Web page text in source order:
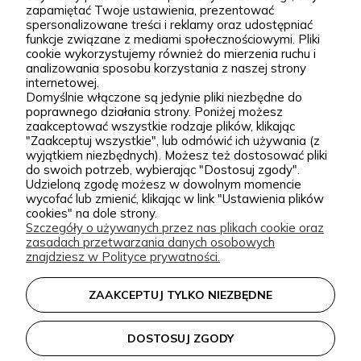
sprawdzone, klasyczne gatunki, jak i ciekawsze,
bardziej unikatowe krzewy ozdobne, drzewa, byliny
oraz sadzonki do ogrodu. Każda roślina jest przez
nas pielęgnowana, nawożona, przycinana i
przygotowywana tak, aby mogła trafić do Twojego
ogrodu w jak najlepszej kondycji. W Zielonej Parze
stawiamy przede wszystkim na jakość sadzonek.
Wiemy, że dobrze ukorzeniona, zdrowa roślina to
podstawa udanego ogrodu, dlatego nie traktujemy
sprzedaży roślin jak zwykłej wysyłki produktu.
Nasze sadzonki są starannie prowadzone i
klienci doceniają je za wygląd, kondycję oraz dobre
przyjęcie po posadzeniu. Pozytywne opinie o
roślinach z naszej szkółki są dla nas najlepszym
+48 793 037 145
kontakt@zielonapara.pl
Kategorie
Informacje
zielonapara.pl © 2026
Made with
by
zapamiętać Twoje ustawienia, prezentować
spersonalizowane treści i reklamy oraz udostępniać
funkcje związane z mediami społecznościowymi. Pliki
cookie wykorzystujemy również do mierzenia ruchu i
analizowania sposobu korzystania z naszej strony
internetowej.
Domyślnie włączone są jedynie pliki niezbędne do
poprawnego działania strony. Poniżej możesz
zaakceptować wszystkie rodzaje plików, klikając
"Zaakceptuj wszystkie", lub odmówić ich używania (z
wyjątkiem niezbędnych). Możesz też dostosować pliki
do swoich potrzeb, wybierając "Dostosuj zgody".
Udzieloną zgodę możesz w dowolnym momencie
wycofać lub zmienić, klikając w link "Ustawienia plików
cookies" na dole strony.
Szczegóły o używanych przez nas plikach cookie oraz
zasadach przetwarzania danych osobowych
znajdziesz w Polityce prywatności.
ZAAKCEPTUJ TYLKO NIEZBĘDNE
DOSTOSUJ ZGODY